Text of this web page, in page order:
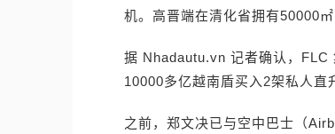
机。高晋端在清化省拥有50000
据 Nhadautu.vn 记者确认，FLC
10000多亿越南盾买入2架私人直
之前，郑文决已与空中巴士（